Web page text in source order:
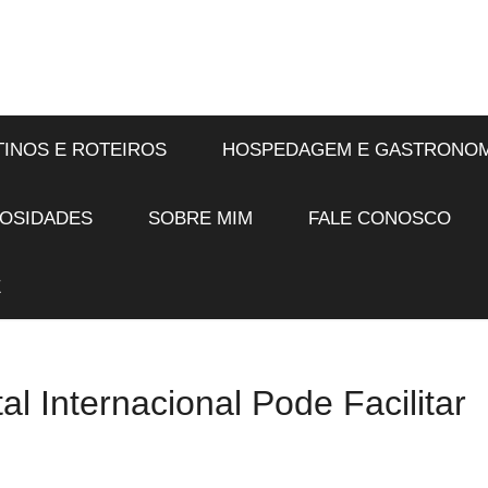
E ROTEIROS HOSPEDAGEM E
SOBRE MIM FALE CONOSCO
Internacional Pode Facilitar